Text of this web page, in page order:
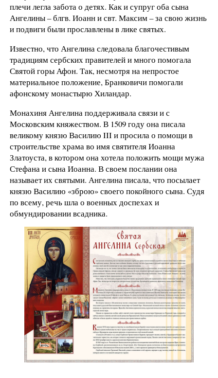
плечи легла забота о детях. Как и супруг оба сына
Ангелины – блгв. Иоанн и свт. Максим – за свою жизнь
и подвиги были прославлены в лике святых.
Известно, что Ангелина следовала благочестивым
традициям сербских правителей и много помогала
Святой горы Афон. Так, несмотря на непростое
материальное положение, Бранковичи помогали
афонскому монастырю Хиландар.
Монахиня Ангелина поддерживала связи и с
Московским княжеством. В 1509 году она писала
великому князю Василию III и просила о помощи в
строительстве храма во имя святителя Иоанна
Златоуста, в котором она хотела положить мощи мужа
Стефана и сына Иоанна. В своем послании она
называет их святыми. Ангелина писала, что посылает
князю Василию «зброю» своего покойного сына. Судя
по всему, речь шла о военных доспехах и
обмундировании всадника.